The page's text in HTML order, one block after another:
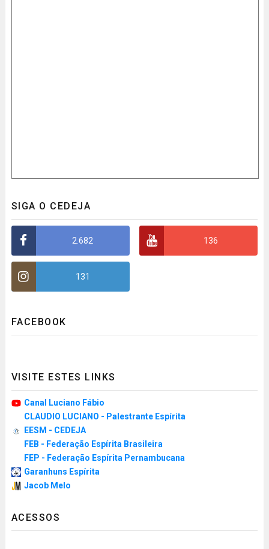
SIGA O CEDEJA
2.682 136
131
FACEBOOK
VISITE ESTES LINKS
Canal Luciano Fábio
CLAUDIO LUCIANO - Palestrante Espírita
EESM - CEDEJA
FEB - Federação Espírita Brasileira
FEP - Federação Espírita Pernambucana
Garanhuns Espírita
Jacob Melo
ACESSOS